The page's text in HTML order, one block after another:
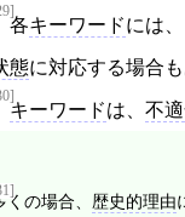
各キーワードには
態に対応する場合
キーワードは、 不
くの場合、 歴史的理由